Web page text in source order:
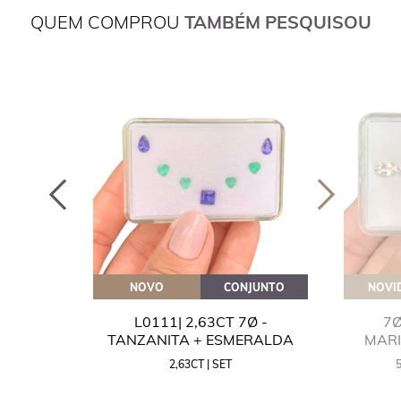
QUEM COMPROU TAMBÉM PESQUISOU
NOVO CONJUNTO
L0111| 2,63CT 7Ø -
TANZANITA + ESMERALDA
2,63CT | SET